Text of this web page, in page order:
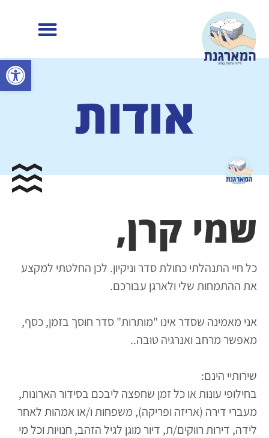
אודות
שמי קרן,
כל חיי התנהלתי כחולת סדר וניקיון. לכן החלטתי למקצע
את ההתמחות שלי ולארגן עבורכם.
אני מאמינה שסדר אינו "מותרות" סדר חוסך בזמן, כסף,
מאפשר מרחב ואנרגיה טובה..
שירותיי הינם:
בחילופי עונות או כל זמן שחפצה ליבכם בסידור הארונות,
מעברי דירה (אריזה ופריקה), משפחות ו/או אמהות לאחר
לידה, דירות רווקים/ת, דיור מוגן לגיל הזהב, חנויות וכל מי